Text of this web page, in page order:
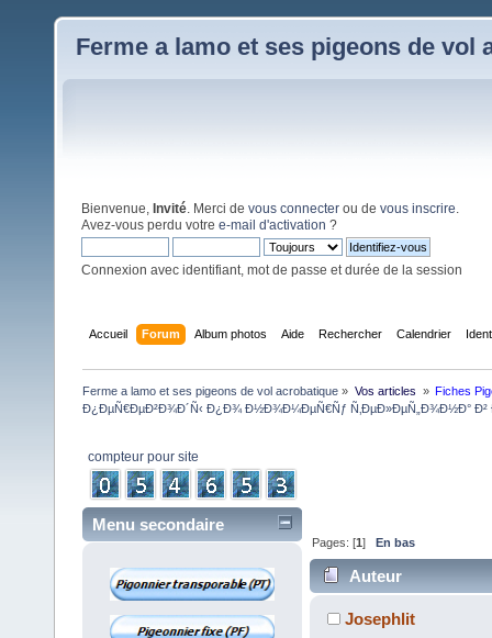
Ferme a lamo et ses pigeons de vol
Bienvenue, Invité . Merci de vous connecter ou de vous inscrire
Avez-vous perdu votre e-mail d'activation ?
Connexion avec identifiant, mot de passe et durée de la session
Accueil Forum Album photos Aide Rechercher Calendrier
Ferme a lamo et ses pigeons de vol acrobatique » Vos articles » Fiches
Ð¿ÐµÑ€ÐµÐ²Ð¾Ð´Ñ‹ Ð¿Ð¾ Ð½Ð¾Ð¼ÐµÑ€Ñƒ Ñ‚ÐµÐ»ÐµÑ„Ð¾Ð½Ð° Ð²
compteur pour site
Menu secondaire
Pages: [1]En bas
Auteur
Josephlit